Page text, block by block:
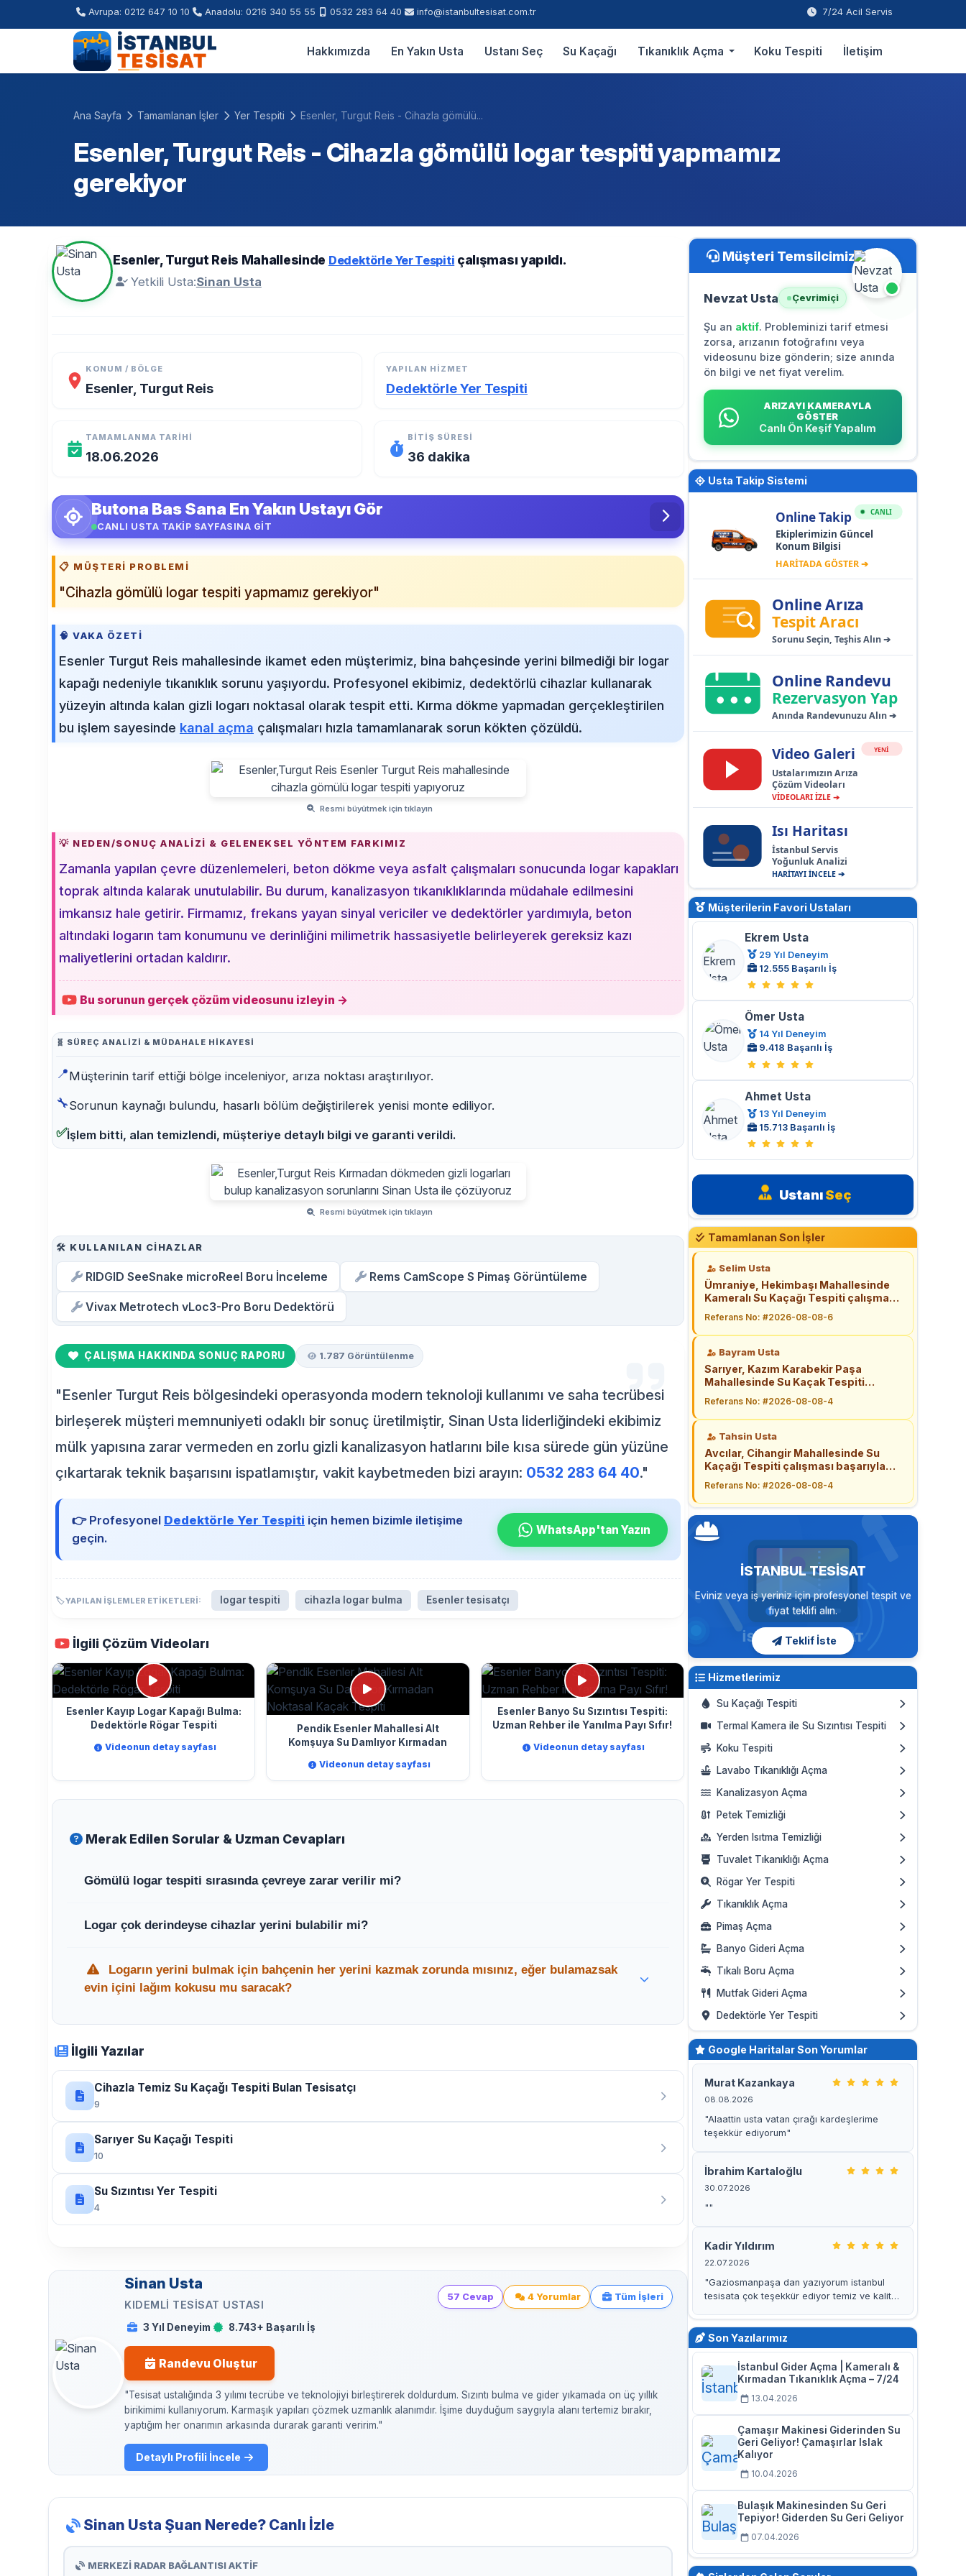
Avrupa: 0212 647 10 10 Anadolu: 0216 340 55 55 0532 283 64 40 info@istanbultesisat.com.tr 7/24 Acil Servis
Hakkımızda En Yakın Usta Ustanı Seç Su Kaçağı Tıkanıklık Açma Koku Tespiti İletişim
Ana Sayfa Tamamlanan İşler Yer Tespiti Esenler, Turgut Reis - Cihazla gömülü...
Esenler, Turgut Reis - Cihazla gömülü logar tespiti yapmamız
gerekiyor
Esenler, Turgut Reis Mahallesinde Dedektörle Yer Tespiti çalışması yapıldı.
Yetkili Usta:Sinan Usta
KONUM / BÖLGE
Esenler, Turgut Reis
YAPILAN HIZMET
Dedektörle Yer Tespiti
TAMAMLANMA TARIHI
18.06.2026
BITIŞ SÜRESI
36 dakika
Butona Bas Sana En Yakın Ustayı Gör
CANLI USTA TAKİP SAYFASINA GİT
📋 MÜŞTERI PROBLEMI
"Cihazla gömülü logar tespiti yapmamız gerekiyor"
🧠 VAKA ÖZETI
Esenler Turgut Reis mahallesinde ikamet eden müşterimiz, bina bahçesinde yerini bilmediği bir logar
kapağı nedeniyle tıkanıklık sorunu yaşıyordu. Profesyonel ekibimiz, dedektörlü cihazlar kullanarak
yüzeyin altında kalan gizli logarı noktasal olarak tespit etti. Kırma dökme yapmadan gerçekleştirilen
bu işlem sayesinde kanal açma çalışmaları hızla tamamlanarak sorun kökten çözüldü.
Resmi büyütmek için tıklayın
💡 NEDEN/SONUÇ ANALIZI & GELENEKSEL YÖNTEM FARKIMIZ
Zamanla yapılan çevre düzenlemeleri, beton dökme veya asfalt çalışmaları sonucunda logar kapakları
toprak altında kalarak unutulabilir. Bu durum, kanalizasyon tıkanıklıklarında müdahale edilmesini
imkansız hale getirir. Firmamız, frekans yayan sinyal vericiler ve dedektörler yardımıyla, beton
altındaki logarın tam konumunu ve derinliğini milimetrik hassasiyetle belirleyerek gereksiz kazı
maliyetlerini ortadan kaldırır.
Bu sorunun gerçek çözüm videosunu izleyin →
🧬 SÜREÇ ANALIZI & MÜDAHALE HIKAYESI
📍Müşterinin tarif ettiği bölge inceleniyor, arıza noktası araştırılıyor.
🔧Sorunun kaynağı bulundu, hasarlı bölüm değiştirilerek yenisi monte ediliyor.
✅İşlem bitti, alan temizlendi, müşteriye detaylı bilgi ve garanti verildi.
Resmi büyütmek için tıklayın
🛠️ KULLANILAN CIHAZLAR
RIDGID SeeSnake microReel Boru İnceleme Rems CamScope S Pimaş Görüntüleme
Vivax Metrotech vLoc3-Pro Boru Dedektörü
ÇALIŞMA HAKKINDA SONUÇ RAPORU 1.787 Görüntülenme
"Esenler Turgut Reis bölgesindeki operasyonda modern teknoloji kullanımı ve saha tecrübesi
birleşerek müşteri memnuniyeti odaklı bir sonuç üretilmiştir, Sinan Usta liderliğindeki ekibimiz
mülk yapısına zarar vermeden en zorlu gizli kanalizasyon hatlarını bile kısa sürede gün yüzüne
çıkartarak teknik başarısını ispatlamıştır, vakit kaybetmeden bizi arayın: 0532 283 64 40."
👉 Profesyonel Dedektörle Yer Tespiti için hemen bizimle iletişime
geçin.
WhatsApp'tan Yazın
🏷️ YAPILAN İŞLEMLER ETIKETLERI: logar tespiti cihazla logar bulma Esenler tesisatçı
İlgili Çözüm Videoları
Esenler Kayıp Logar Kapağı Bulma:
Dedektörle Rögar Tespiti
Videonun detay sayfası
Pendik Esenler Mahallesi Alt
Komşuya Su Damlıyor Kırmadan
Videonun detay sayfası
Esenler Banyo Su Sızıntısı Tespiti:
Uzman Rehber ile Yanılma Payı Sıfır!
Videonun detay sayfası
Merak Edilen Sorular & Uzman Cevapları
Gömülü logar tespiti sırasında çevreye zarar verilir mi?
küçük bir alan açılır.
Logar çok derindeyse cihazlar yerini bulabilir mi?
tabakalarını aşarak sinyal alabilme kapasitesine sahiptir.
Logarın yerini bulmak için bahçenin her yerini kazmak zorunda mısınız, eğer bulamazsak
evin içini lağım kokusu mu saracak?
bulur ve sadece o noktada kontrollü bir işlem yaparak sizi kötü kokulardan kurtarırız.
İlgili Yazılar
Cihazla Temiz Su Kaçağı Tespiti Bulan Tesisatçı
9
Sarıyer Su Kaçağı Tespiti
10
Su Sızıntısı Yer Tespiti
4
57 Cevap 4 Yorumlar Tüm İşleri
Sinan Usta
KIDEMLI TESISAT USTASI
3 Yıl Deneyim 8.743+ Başarılı İş
Randevu Oluştur
"Tesisat ustalığında 3 yılımı tecrübe ve teknolojiyi birleştirerek doldurdum. Sızıntı bulma ve gider yıkamada on üç yıllık
birikimimi kullanıyorum. Karmaşık yapıları çözmek uzmanlık alanımdır. İşime duyduğum saygıyla alanı tertemiz bırakır,
yaptığım her onarımın arkasında durarak garanti veririm."
Detaylı Profili İncele
Sinan Usta Şuan Nerede? Canlı İzle
MERKEZİ RADAR BAĞLANTISI AKTİF
Müşteri Temsilcimiz
Nevzat Usta Çevrimiçi
Şu an aktif. Probleminizi tarif etmesi
zorsa, arızanın fotoğrafını veya
videosunu bize gönderin; size anında
ön bilgi ve net fiyat verelim.
ARIZAYI KAMERAYLA
GÖSTER
Canlı Ön Keşif Yapalım
Usta Takip Sistemi
CANLI
Online Takip
Ekiplerimizin Güncel
Konum Bilgisi
HARİTADA GÖSTER ➔
Online Arıza
Tespit Aracı
Sorunu Seçin, Teşhis Alın ➔
Online Randevu
Rezervasyon Yap
Anında Randevunuzu Alın ➔
Video Galeri YENİ
Ustalarımızın Arıza
Çözüm Videoları
VİDEOLARI İZLE ➔
Isı Haritası
İstanbul Servis
Yoğunluk Analizi
HARİTAYI İNCELE ➔
Müşterilerin Favori Ustaları
Ekrem Usta
29 Yıl Deneyim
12.555 Başarılı İş
Ömer Usta
14 Yıl Deneyim
9.418 Başarılı İş
Ahmet Usta
13 Yıl Deneyim
15.713 Başarılı İş
UstanıSeç
Tamamlanan Son İşler
Selim Usta
Ümraniye, Hekimbaşı Mahallesinde
Kameralı Su Kaçağı Tespiti çalışması
Referans No: #2026-08-08-6
Bayram Usta
Sarıyer, Kazım Karabekir Paşa
Mahallesinde Su Kaçak Tespiti
Referans No: #2026-08-08-4
Tahsin Usta
Avcılar, Cihangir Mahallesinde Su
Kaçağı Tespiti çalışması başarıyla
Referans No: #2026-08-08-4
İSTANBUL TESISAT
Eviniz veya iş yeriniz için profesyonel tespit ve
fiyat teklifi alın.
Teklif İste
Hizmetlerimiz
Su Kaçağı Tespiti
Termal Kamera ile Su Sızıntısı Tespiti
Koku Tespiti
Lavabo Tıkanıklığı Açma
Kanalizasyon Açma
Petek Temizliği
Yerden Isıtma Temizliği
Tuvalet Tıkanıklığı Açma
Rögar Yer Tespiti
Tıkanıklık Açma
Pimaş Açma
Banyo Gideri Açma
Tıkalı Boru Açma
Mutfak Gideri Açma
Dedektörle Yer Tespiti
Google Haritalar Son Yorumlar
Murat Kazankaya
08.08.2026
"Alaattin usta vatan çırağı kardeşlerime
teşekkür ediyorum"
İbrahim Kartaloğlu
30.07.2026
""
Kadir Yıldırım
22.07.2026
"Gaziosmanpaşa dan yazıyorum istanbul
tesisata çok teşekkür ediyor temiz ve kaliteli
Son Yazılarımız
İstanbul Gider Açma | Kameralı &
Kırmadan Tıkanıklık Açma – 7/24
13.04.2026
Çamaşır Makinesi Giderinden Su
Geri Geliyor! Çamaşırlar Islak
Kalıyor
10.04.2026
Bulaşık Makinesinden Su Geri
Tepiyor! Giderden Su Geri Geliyor
07.04.2026